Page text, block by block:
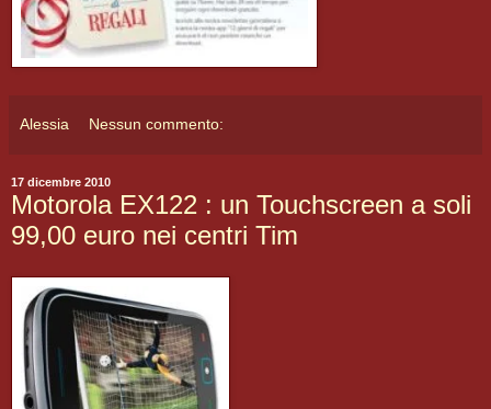
Alessia Nessun commento:
17 dicembre 2010
Motorola EX122 : un Touchscreen a soli
99,00 euro nei centri Tim